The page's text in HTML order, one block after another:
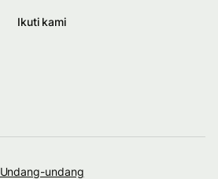
Ikuti kami
Undang-undang